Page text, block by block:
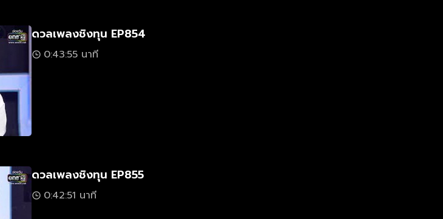
ดวลเพลงชิงทุน EP854
0:43:55 นาที
ดวลเพลงชิงทุน EP855
0:42:51 นาที